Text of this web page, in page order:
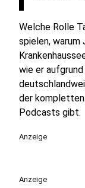
Welche Rolle
spielen, warum
wie er
der kompletten
Podcasts gibt.
Anzeige
Anzeige